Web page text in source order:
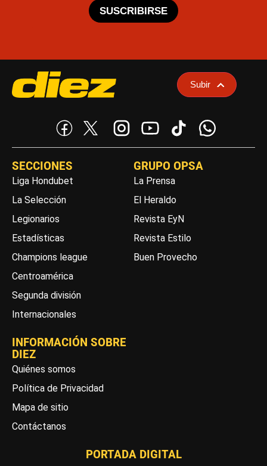
SUSCRIBIRSE
Subir
SECCIONES
Liga Hondubet
La Selección
Legionarios
Estadísticas
Champions league
Centroamérica
Segunda división
Internacionales
GRUPO OPSA
La Prensa
El Heraldo
Revista EyN
Revista Estilo
Buen Provecho
INFORMACIÓN SOBRE
DIEZ
Quiénes somos
Política de Privacidad
Mapa de sitio
Contáctanos
PORTADA DIGITAL